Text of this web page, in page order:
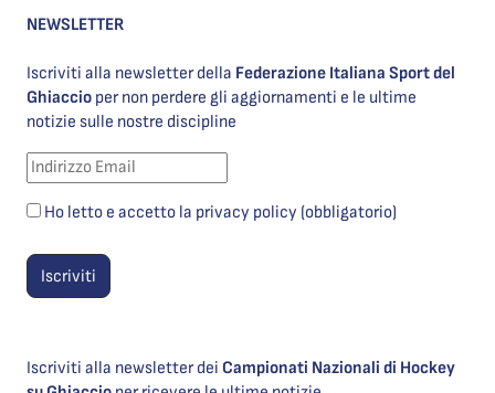
NEWSLETTER
Iscriviti alla newsletter della Federazione Italiana Sport del
Ghiaccio per non perdere gli aggiornamenti e le ultime
notizie sulle nostre discipline
Ho letto e accetto la privacy policy (obbligatorio)
Iscriviti alla newsletter dei Campionati Nazionali di Hockey